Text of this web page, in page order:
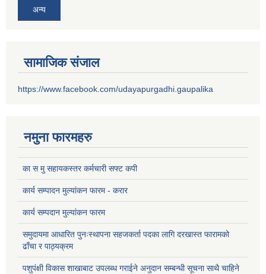
अन्य
सामाजिक संजाल
https://www.facebook.com/udayapurgadhi.gaupalika
नमुना फारमहरु
का स मु सहायकस्तर कर्मचारी सफ्ट कपी
कार्य सम्पादन मुल्यांकन फारम - करार
कार्य सम्पदान मुल्यांकन फारम
समुदायमा आधारित पुनःस्थापना सहजकर्ता पदका लागि दरखास्त फारामको
ढाँचा र पाठ्यक्रम
पशुपंक्षी विकास शाखाबाट उपलब्ध गराईने अनुदान सम्बन्धी सूचना साथै चाहिने